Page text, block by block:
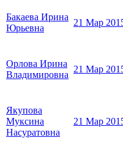
Бакаева Ирина
Юрьевна
21 Мар
Орлова Ирина
Владимировна
21 Мар
Якупова
Муксина
Насуратовна
21 Мар